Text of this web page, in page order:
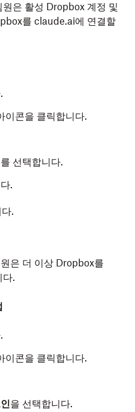
은 활성 Dropbox 계정 및
를 claude.ai에 연결할
이콘을 클릭합니다.
를 선택합니다.
.
.
은 더 이상 Dropbox를
.
이콘을 클릭합니다.
을 선택합니다.